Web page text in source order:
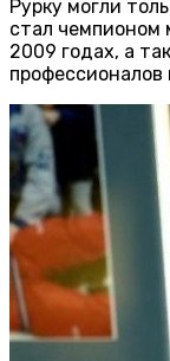
Рурку могли
стал чемпионом
2009 годах, а
профессионалов